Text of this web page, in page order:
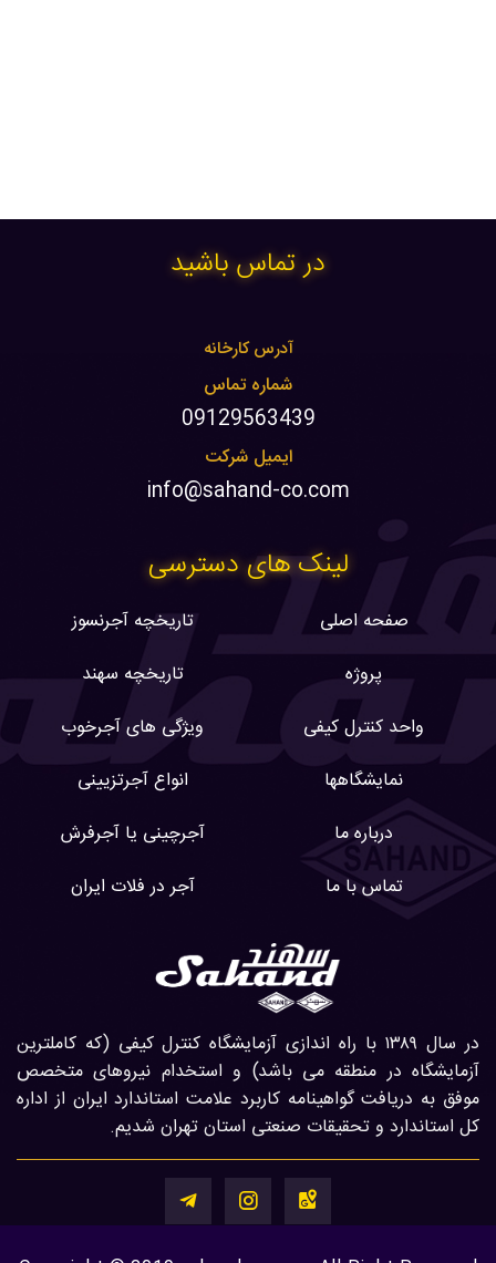
در تماس باشید
آدرس کارخانه
شماره تماس
09129563439
ایمیل شرکت
info@sahand-co.com
لینک های دسترسی
تاریخچه آجرنسوز
تاریخچه سهند
ویژگی های آجرخوب
انواع آجرتزیینی
آجرچینی یا آجرفرش
آجر در فلات ایران
صفحه اصلی
پروژه
واحد کنترل کیفی
نمایشگاهها
درباره ما
تماس با ما
در سال ۱۳۸۹ با راه اندازی آزمایشگاه کنترل کیفی (که کاملترین
آزمایشگاه در منطقه می باشد) و استخدام نیروهای متخصص
موفق به دریافت گواهینامه کاربرد علامت استاندارد ایران از اداره
کل استاندارد و تحقیقات صنعتی استان تهران شدیم.